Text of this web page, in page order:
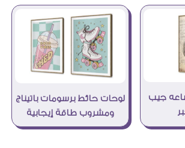
جيب
لوحات حائط برسومات باتيناج
ومشروب طاقة إيجابية